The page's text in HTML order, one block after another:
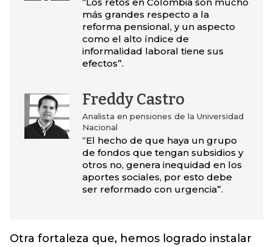
más grandes respecto a la
reforma pensional, y un aspecto
como el alto índice de
informalidad laboral tiene sus
efectos”.
Freddy Castro
Analista en pensiones de la Universidad
Nacional
“El hecho de que haya un grupo
de fondos que tengan subsidios y
otros no, genera inequidad en los
aportes sociales, por esto debe
ser reformado con urgencia”.
Otra fortaleza que, hemos logrado instalar